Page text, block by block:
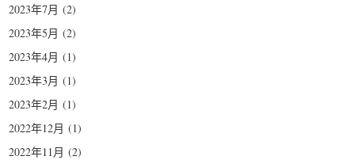
2023年7月 (2)
2023年5月 (2)
2023年4月 (1)
2023年3月 (1)
2023年2月 (1)
2022年12月 (1)
2022年11月 (2)